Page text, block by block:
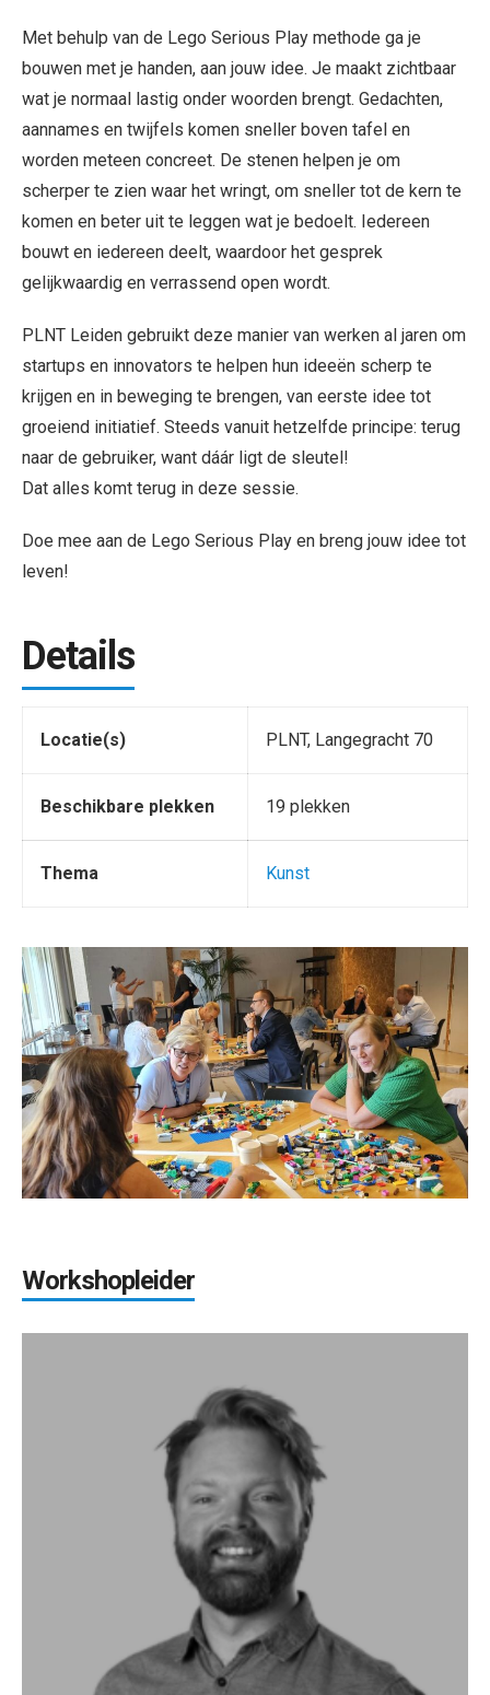
Met behulp van de Lego Serious Play methode ga je
bouwen met je handen, aan jouw idee. Je maakt zichtbaar
wat je normaal lastig onder woorden brengt. Gedachten,
aannames en twijfels komen sneller boven tafel en
worden meteen concreet. De stenen helpen je om
scherper te zien waar het wringt, om sneller tot de kern te
komen en beter uit te leggen wat je bedoelt. Iedereen
bouwt en iedereen deelt, waardoor het gesprek
gelijkwaardig en verrassend open wordt.
PLNT Leiden gebruikt deze manier van werken al jaren om
startups en innovators te helpen hun ideeën scherp te
krijgen en in beweging te brengen, van eerste idee tot
groeiend initiatief. Steeds vanuit hetzelfde principe: terug
naar de gebruiker, want dáár ligt de sleutel!
Dat alles komt terug in deze sessie.
Doe mee aan de Lego Serious Play en breng jouw idee tot
leven!
Details
Locatie(s) PLNT, Langegracht 70
Beschikbare plekken 19 plekken
Thema Kunst
Workshopleider